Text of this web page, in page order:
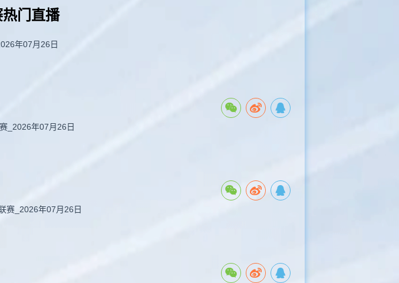
门直播
年07月26日
_2026年07月26日
赛_2026年07月26日